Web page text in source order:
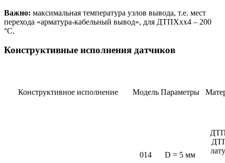
Важно: максимальная температура узлов вывода, т.е. мест
перехода «арматура-кабельный вывод», для ДТПХхх4 – 200
°С.
Конструктивные исполнения датчиков
Конструктивное исполнение Модель Параметры
014 D = 5 мм